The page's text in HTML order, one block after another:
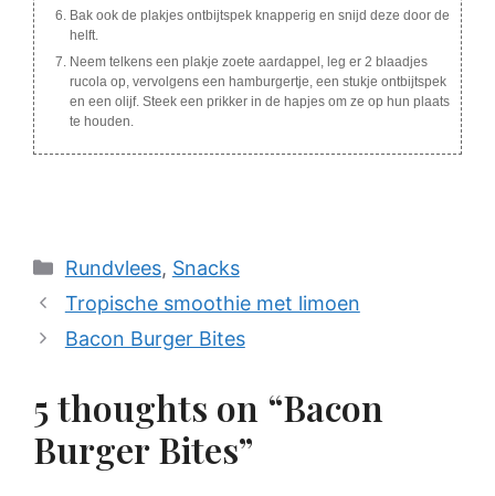
Bak ook de plakjes ontbijtspek knapperig en snijd deze door de
helft.
Neem telkens een plakje zoete aardappel, leg er 2 blaadjes
rucola op, vervolgens een hamburgertje, een stukje ontbijtspek
en een olijf. Steek een prikker in de hapjes om ze op hun plaats
te houden.
Categories
Rundvlees, Snacks
Tropische smoothie met limoen
Bacon Burger Bites
5 thoughts on “Bacon
Burger Bites”